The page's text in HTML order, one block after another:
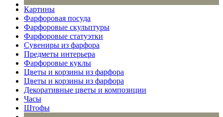
Картины
Фарфоровая посуда
Фарфоровые скульптуры
Фарфоровые статуэтки
Сувениры из фарфора
Предметы интерьера
Фарфоровые куклы
Цветы и корзины из фарфора
Цветы и корзины из фарфора
Декоративные цветы и композиции
Часы
Штофы